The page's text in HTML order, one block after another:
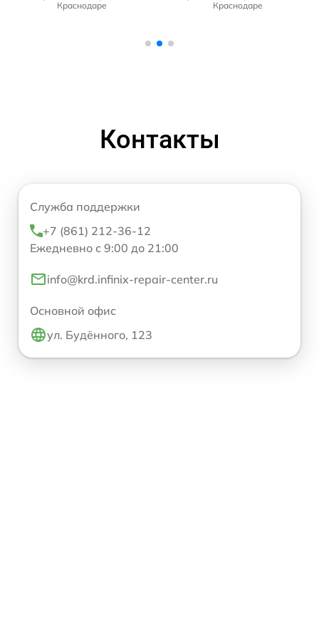
Краснодаре
Краснодаре
Контакты
Служба поддержки
+7 (861) 212-36-12
Ежедневно с 9:00 до 21:00
info@krd.infinix-repair-center.ru
Основной офис
ул. Будённого, 123